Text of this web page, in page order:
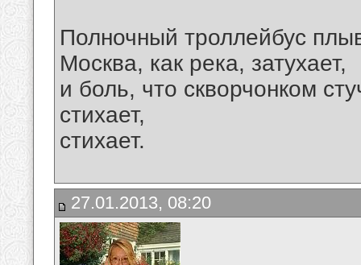
Полночный троллейбус
Москва, как река, затухает,
и боль, что скворчонком
стихает,
стихает.
27.01.2013, 08:20